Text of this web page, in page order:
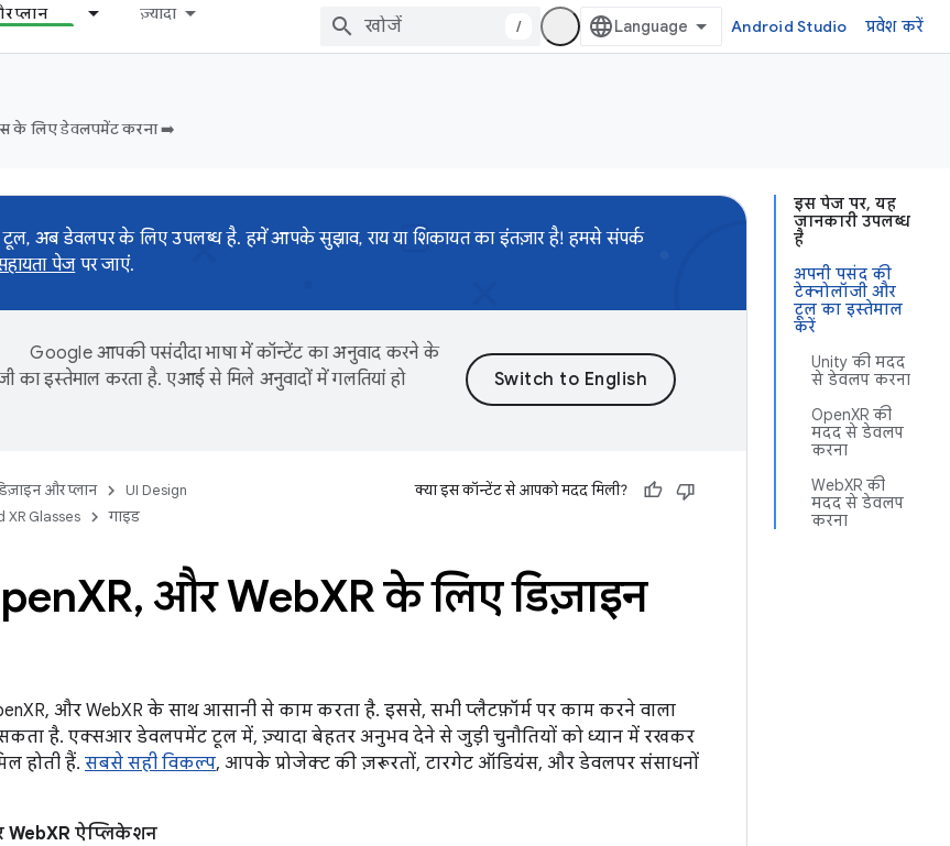
प्लान ज़्यादा
/ Android Studio प्रवेश करें
के लिए डेवलपमेंट करना ➡️
इस पेज पर, यह
जानकारी उपलब्ध
है
अपनी पसंद की
टेक्नोलॉजी और
टूल का इस्तेमाल
करें
Unity की मदद
से डेवलप करना
OpenXR की
मदद से डेवलप
करना
WebXR की
मदद से डेवलप
करना
अब डेवलपर के लिए उपलब्ध है. हमें आपके सुझाव, राय या शिकायत का इंतज़ार है! हमसे संपर्क
पेजपर जाएं.
Google आपकी पसंदीदा भाषा में कॉन्टेंट का अनुवाद करने के
का इस्तेमाल करता है. एआई से मिले अनुवादों में गलतियां हो
और प्लान
UI Design
XR Glasses
गाइड
क्या इस कॉन्टेंट से आपको मदद मिली?
XR, और WebXR के लिए डिज़ाइन
और WebXR के साथ आसानी से काम करता है. इससे, सभी प्लैटफ़ॉर्म पर काम करने वाला
है. एक्सआर डेवलपमेंट टूल में, ज़्यादा बेहतर अनुभव देने से जुड़ी चुनौतियों को ध्यान में रखकर
होती हैं. सबसे सही विकल्प, आपके प्रोजेक्ट की ज़रूरतों, टारगेट ऑडियंस, और डेवलपर संसाधनों
WebXR ऐप्लिकेशन